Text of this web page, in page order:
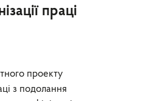
праці
проекту
з подолання